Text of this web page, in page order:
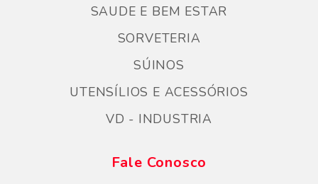
SAUDE E BEM ESTAR
SORVETERIA
SÚINOS
UTENSÍLIOS E ACESSÓRIOS
VD - INDUSTRIA
Fale Conosco